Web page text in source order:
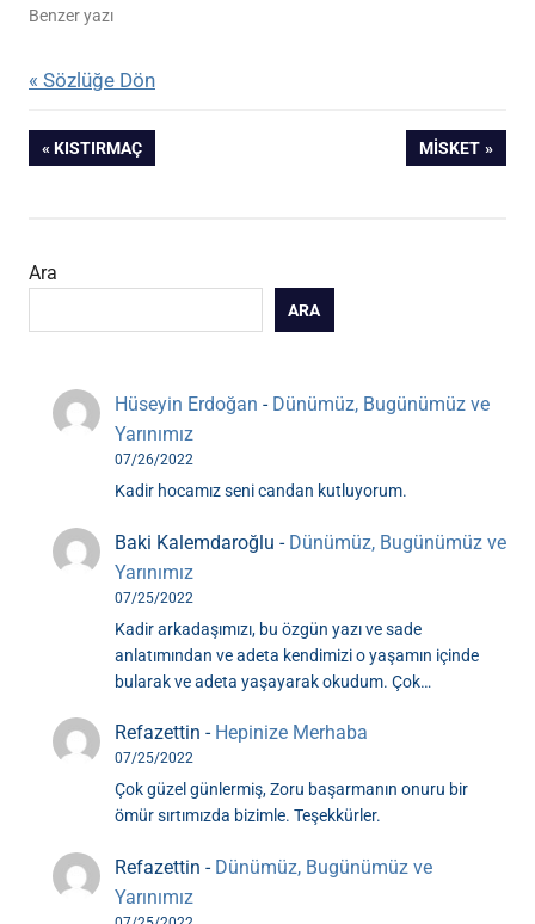
Benzer yazı
« Sözlüğe Dön
Yazı
ÖNCEKI
KISTIRMAÇ
SONRAKI
MISKET
Ara
ARA
Hüseyin Erdoğan - Dünümüz, Bugünümüz ve
Yarınımız
07/26/2022
Kadir hocamız seni candan kutluyorum.
Baki Kalemdaroğlu - Dünümüz, Bugünümüz ve
Yarınımız
07/25/2022
Kadir arkadaşımızı, bu özgün yazı ve sade
anlatımından ve adeta kendimizi o yaşamın içinde
bularak ve adeta yaşayarak okudum. Çok…
Refazettin - Hepinize Merhaba
07/25/2022
Çok güzel günlermiş, Zoru başarmanın onuru bir
ömür sırtımızda bizimle. Teşekkürler.
Refazettin - Dünümüz, Bugünümüz ve
Yarınımız